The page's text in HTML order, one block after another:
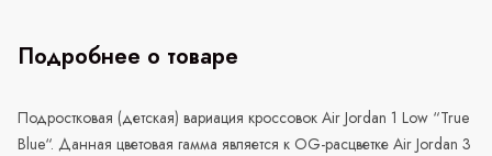
Подробнее о товаре
Подростковая (детская) вариация кроссовок Air Jordan 1 Low “True
Blue“. Данная цветовая гамма является к OG-расцветке Air Jordan 3